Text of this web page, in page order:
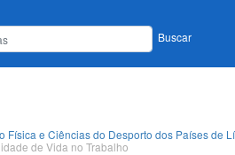
Buscar
Física e Ciências do Desporto dos Países de
de Vida no Trabalho